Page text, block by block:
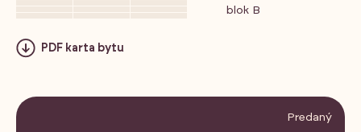
blok B
PDF karta bytu
Predaný